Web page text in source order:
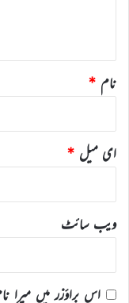
نام *
ای میل *
ویب‌ سائٹ
اس براؤزر میں میرا